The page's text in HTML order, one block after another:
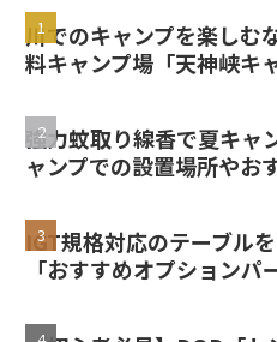
川でのキャンプを楽し
料キャンプ場「天神峡キ
強力蚊取り線香で夏キ
ャンプでの設置場所やお
IGT規格対応のテーブル
「おすすめオプションパ